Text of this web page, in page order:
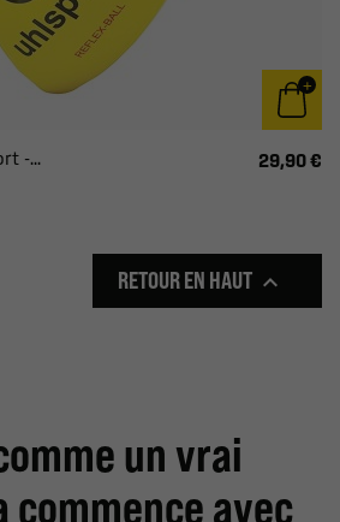
-...
29,90 €
RETOUR EN HAUT 
un vrai
commence avec